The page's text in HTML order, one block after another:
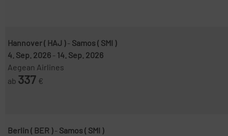
Hannover ( HAJ )- Samos ( SMI )
4. Sep. 2026 - 14. Sep. 2026
Aegean Airlines
ab 337 €
Berlin ( BER )- Samos ( SMI )